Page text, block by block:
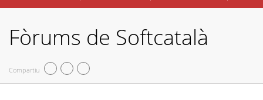
Fòrums de Softcatalà
Compartiu